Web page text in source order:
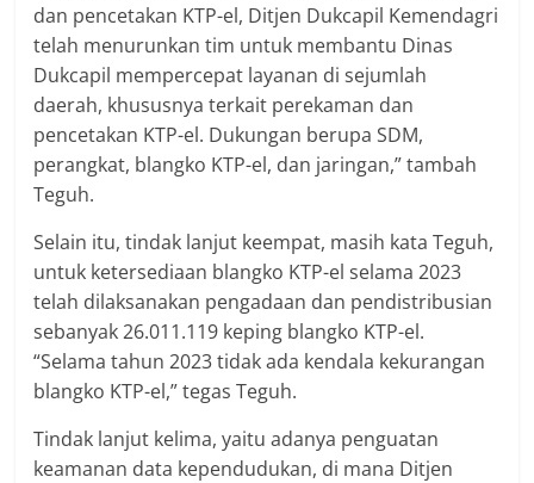
dan pencetakan KTP-el, Ditjen Dukcapil Kemendagri
telah menurunkan tim untuk membantu Dinas
Dukcapil mempercepat layanan di sejumlah
daerah, khususnya terkait perekaman dan
pencetakan KTP-el. Dukungan berupa SDM,
perangkat, blangko KTP-el, dan jaringan,” tambah
Teguh.
Selain itu, tindak lanjut keempat, masih kata Teguh,
untuk ketersediaan blangko KTP-el selama 2023
telah dilaksanakan pengadaan dan pendistribusian
sebanyak 26.011.119 keping blangko KTP-el.
“Selama tahun 2023 tidak ada kendala kekurangan
blangko KTP-el,” tegas Teguh.
Tindak lanjut kelima, yaitu adanya penguatan
keamanan data kependudukan, di mana Ditjen